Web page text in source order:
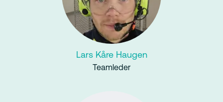
Lars Kåre Haugen
Teamleder